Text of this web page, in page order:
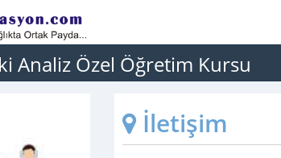
Analiz Özel Öğretim Kursu
İletişim